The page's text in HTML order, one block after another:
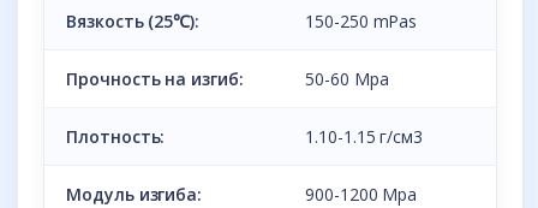
Вязкость (25℃): 150-250 mPas
Прочность на изгиб: 50-60 Mpa
Плотность: 1.10-1.15 г/см3
Модуль изгиба: 900-1200 Mpa